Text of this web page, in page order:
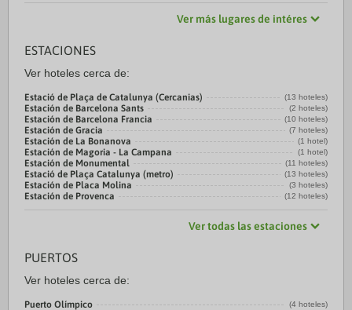
Ver más lugares de intéres
ESTACIONES
Ver hoteles cerca de:
Estació de Plaça de Catalunya (Cercanias) (13 hoteles)
Estación de Barcelona Sants (2 hoteles)
Estación de Barcelona Francia (10 hoteles)
Estación de Gracia (7 hoteles)
Estación de La Bonanova (1 hotel)
Estación de Magoria - La Campana (1 hotel)
Estación de Monumental (11 hoteles)
Estació de Plaça Catalunya (metro) (13 hoteles)
Estación de Placa Molina (3 hoteles)
Estación de Provenca (12 hoteles)
Ver todas las estaciones
PUERTOS
Ver hoteles cerca de:
Puerto Olímpico (4 hoteles)